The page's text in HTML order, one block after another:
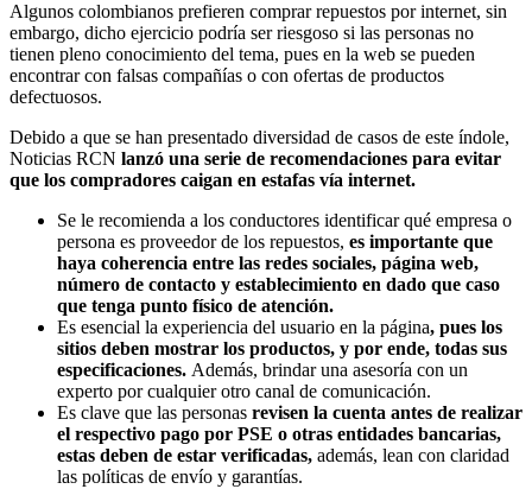
Algunos colombianos prefieren comprar repuestos por internet, sin
embargo, dicho ejercicio podría ser riesgoso si las personas no
tienen pleno conocimiento del tema, pues en la web se pueden
encontrar con falsas compañías o con ofertas de productos
defectuosos.
Debido a que se han presentado diversidad de casos de este índole,
Noticias RCN lanzó una serie de recomendaciones para evitar
que los compradores caigan en estafas vía internet.
Se le recomienda a los conductores identificar qué empresa o
persona es proveedor de los repuestos, es importante que
haya coherencia entre las redes sociales, página web,
número de contacto y establecimiento en dado que caso
que tenga punto físico de atención.
Es esencial la experiencia del usuario en la página, pues los
sitios deben mostrar los productos, y por ende, todas sus
especificaciones. Además, brindar una asesoría con un
experto por cualquier otro canal de comunicación.
Es clave que las personas revisen la cuenta antes de realizar
el respectivo pago por PSE o otras entidades bancarias,
estas deben de estar verificadas, además, lean con claridad
las políticas de envío y garantías.